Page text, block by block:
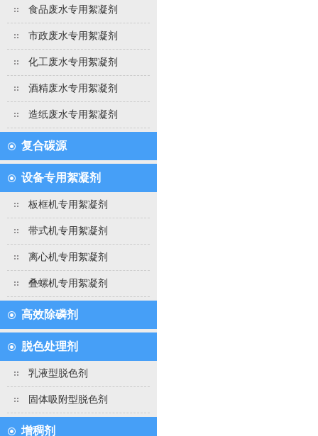
食品废水专用絮凝剂
市政废水专用絮凝剂
化工废水专用絮凝剂
酒精废水专用絮凝剂
造纸废水专用絮凝剂
复合碳源
设备专用絮凝剂
板框机专用絮凝剂
带式机专用絮凝剂
离心机专用絮凝剂
叠螺机专用絮凝剂
高效除磷剂
脱色处理剂
乳液型脱色剂
固体吸附型脱色剂
增稠剂